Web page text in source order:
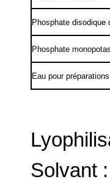
Phosphate disodique
Phosphate
Eau pour
Solvant